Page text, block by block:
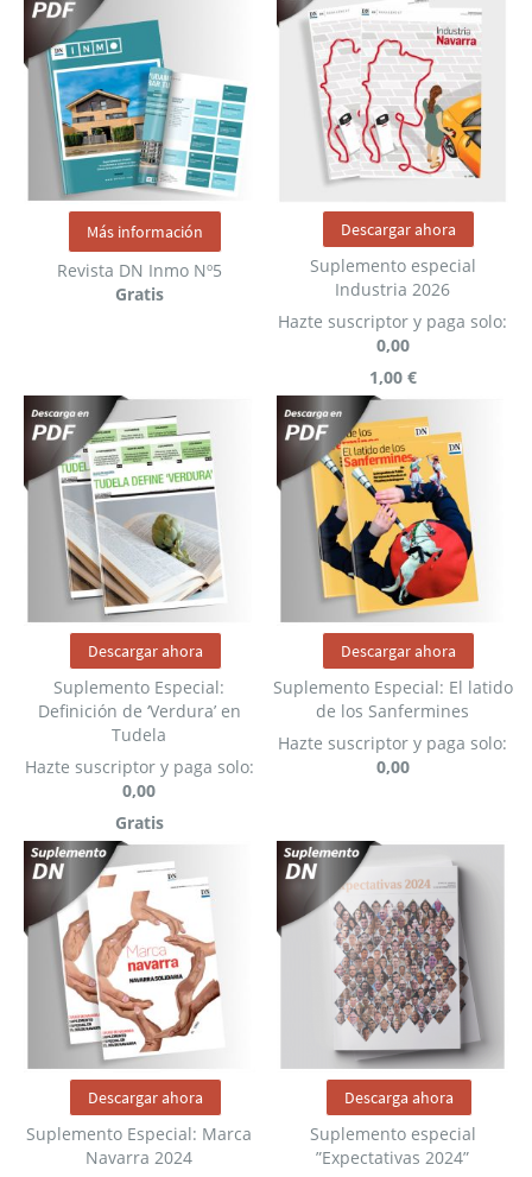
Revista DN Inmo Nº5
Gratis
Más información
Suplemento especial
Industria 2026
1,00 €
Hazte suscriptor y paga solo:
0,00
Descargar ahora
Suplemento Especial:
Definición de ‘Verdura’ en
Tudela
Gratis
Hazte suscriptor y paga solo:
0,00
Descargar ahora
Suplemento Especial: El latido
de los Sanfermines
Hazte suscriptor y paga solo:
0,00
Descargar ahora
Suplemento Especial: Marca
Navarra 2024
Descargar ahora
Suplemento especial
”Expectativas 2024”
Descarga ahora